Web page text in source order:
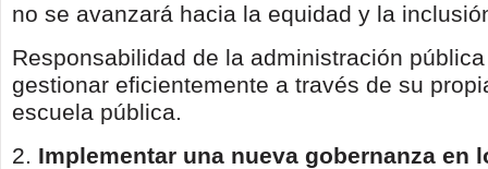
no se avanzará hacia la equidad y la
Responsabilidad de la administración
gestionar eficientemente a través de su
escuela pública.
2. Implementar una nueva gobernanza en